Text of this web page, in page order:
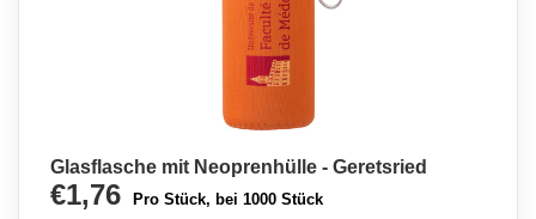
Glasflasche mit Neoprenhülle - Geretsried
€1,76 Pro Stück, bei 1000 Stück